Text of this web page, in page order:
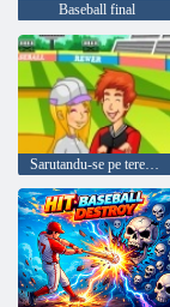
Baseball final
Sarutandu-se pe terenul de baseball